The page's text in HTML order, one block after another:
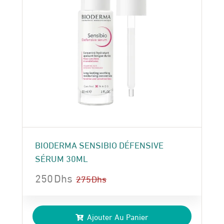
BIODERMA SENSIBIO DÉFENSIVE
SÉRUM 30ML
275Dhs
prix
250Dhs
prix
Ajouter Au Panier